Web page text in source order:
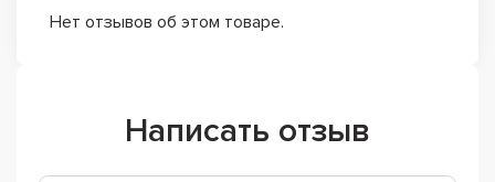
Нет отзывов об этом товаре.
Написать отзыв